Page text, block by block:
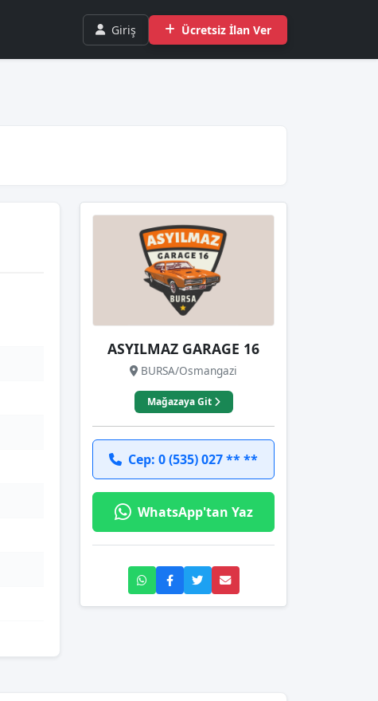
Giriş Ücretsiz İlan Ver
ASYILMAZ GARAGE 16
BURSA/Osmangazi
Mağazaya Git
Cep: 0 (535) 027 ** **
WhatsApp'tan Yaz